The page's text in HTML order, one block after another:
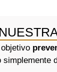
simplemente